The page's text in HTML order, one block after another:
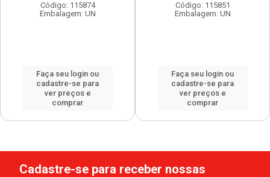
Código: 115874
Embalagem: UN
Faça seu login ou
cadastre-se para
ver preços e
comprar
Código: 115851
Embalagem: UN
Faça seu login ou
cadastre-se para
ver preços e
comprar
Cadastre-se para receber nossas